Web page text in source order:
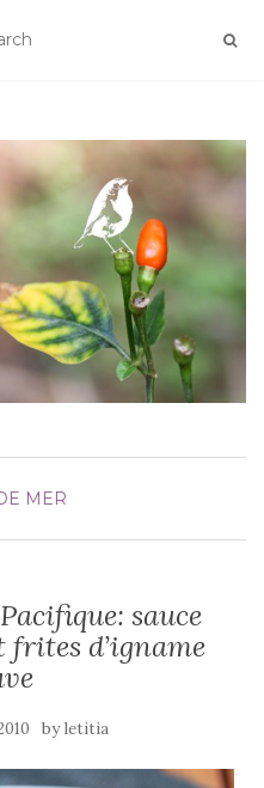
MER
sauce
d’igname
byletitia